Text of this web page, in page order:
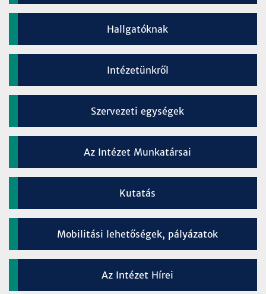
Hallgatóknak
Intézetünkről
Szervezeti egységek
Az Intézet Munkatársai
Kutatás
Mobilitási lehetőségek, pályázatok
Az Intézet Hírei